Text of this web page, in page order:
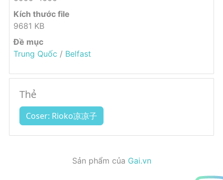
Kích thước file
9681 KB
Đề mục
Trung Quốc / Belfast
Thẻ
Coser: Rioko凉凉子
Sản phẩm của Gai.vn